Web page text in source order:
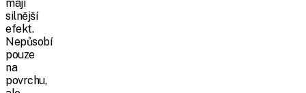
mají
silnější
efekt.
Nepůsobí
pouze
na
povrchu,